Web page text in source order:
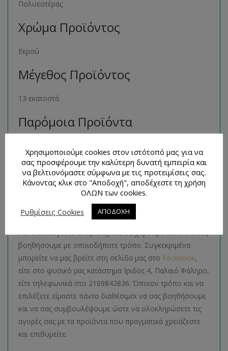
Πολυεστέρας
Χρώμα Προϊόντος
Εκρού
Μέγεθος Προϊόντος
13 εκατοστά
Παρόμοια Προϊόντα
κατηγορίας στο ηλεκτρονικό μας κατάστημα
ακολουθώντας τον σύνδεσμο εδώ.
Τρόποι Επικοινωνίας και
Απορίες
Για οποιαδήποτε απορία έχετε, θα χαρούμε πολύ να σας
βοηθήσουμε με οποιοδήποτε τρόπο. Συγκεκριμένα
μπορείτε να μας βρείτε στη σελίδα μας στο Facebook,
είτε στο φυσικό μας κατάστημα Ίριδος 4, Παλαιό Φάληρο,
είτε τηλεφωνικά στο 2109842836. Όποιον τρόπο και να
επιλέξετε είμαστε πάντα διαθέσιμοι να σας βοηθήσουμε
και να σας συμβουλέψουμε ώστε να ολοκληρώσετε τις
αγορές σας με τα προϊόντα που πραγματικά χρειάζεστε
και επιθυμείτε.
Χρησιμοποιούμε cookies στον ιστότοπό μας για να
σας προσφέρουμε την καλύτερη δυνατή εμπειρία και
να βελτιονόμαστε σύμφωνα με τις προτειμίσεις σας.
Κάνοντας κλικ στο "Αποδοχή", αποδέχεστε τη χρήση
ΟΛΩΝ των cookies.
Ρυθμίσεις Cookies
ΑΠΟΔΟΧΗ